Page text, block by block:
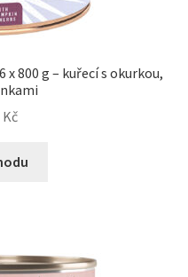
800 g – kuřecí s okurkou,
Kč